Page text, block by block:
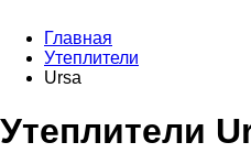
Главная
Утеплители
Ursa
Утеплители